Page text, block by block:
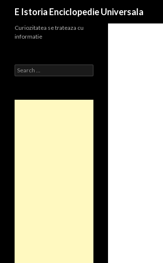
E Istoria Enciclopedie Universala
Curiozitatea se trateaza cu
informatie
Search
for: